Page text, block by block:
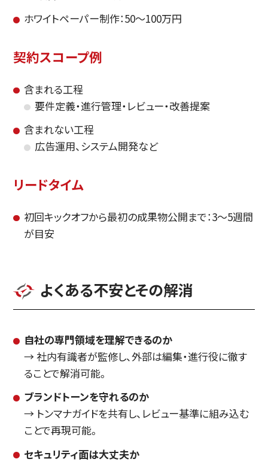
ホワイトペーパー制作：50〜100万円
契約スコープ例
含まれる工程
要件定義・進行管理・レビュー・改善提案
含まれない工程
広告運用、システム開発など
リードタイム
初回キックオフから最初の成果物公開まで：3〜5週間
が目安
よくある不安とその解消
自社の専門領域を理解できるのか
→ 社内有識者が監修し、外部は編集・進行役に徹す
ることで解消可能。
ブランドトーンを守れるのか
→ トンマナガイドを共有し、レビュー基準に組み込む
ことで再現可能。
セキュリティ面は大丈夫か